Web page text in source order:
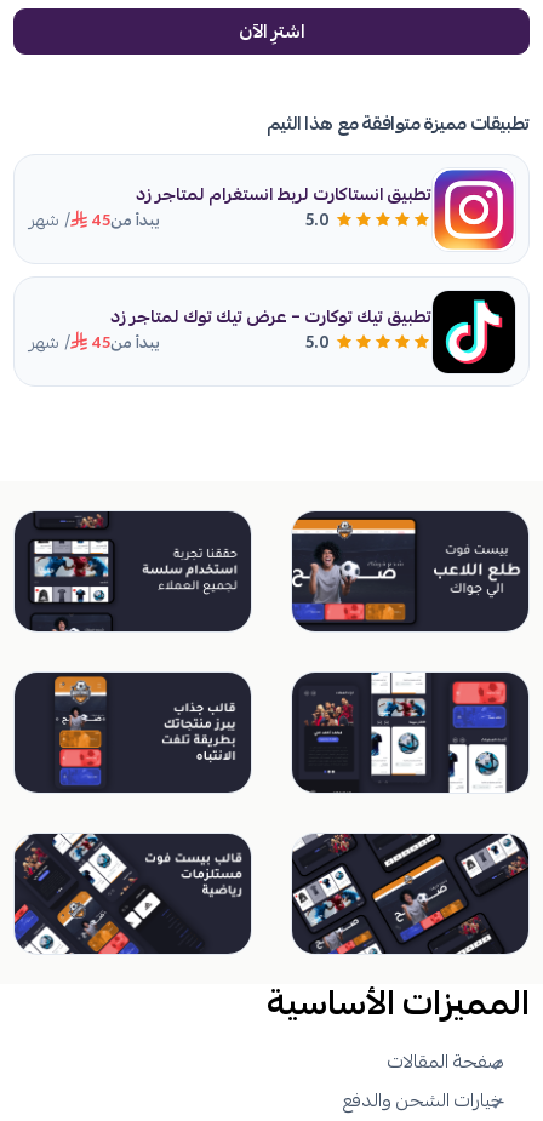
اشترِ الآن
تطبيقات مميزة متوافقة مع هذا الثيم
تطبيق انستاكارت لربط انستغرام لمتاجر زد
5.0 يبدأ من45 / شهر
تطبيق تيك توكارت – عرض تيك توك لمتاجر زد
5.0 يبدأ من45 / شهر
المميزات الأساسية
صفحة المقالات
خيارات الشحن والدفع